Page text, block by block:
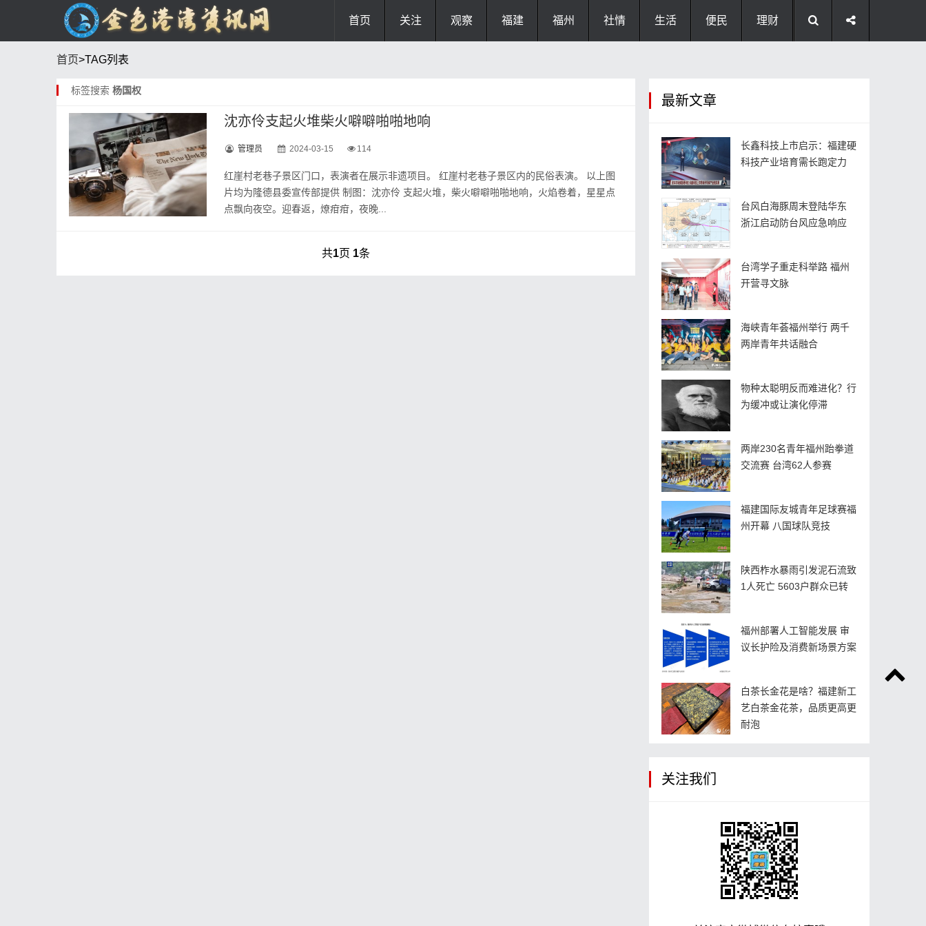
首页 关注 观察 福建 福州 社情 生活 便民 理财
首页>TAG列表
标签搜索 杨国权
沈亦伶支起火堆柴火噼噼啪啪地响
管理员 2024-03-15 114
红崖村老巷子景区门口，表演者在展示非遗项目。 红崖村老巷子景区内的民俗表演。 以上图
片均为隆德县委宣传部提供 制图：沈亦伶 支起火堆，柴火噼噼啪啪地响，火焰卷着，星星点
点飘向夜空。迎春返，燎疳疳，夜晚...
共1页 1条
最新文章
长鑫科技上市启示：福建硬
科技产业培育需长跑定力
台风白海豚周末登陆华东
浙江启动防台风应急响应
台湾学子重走科举路 福州
开营寻文脉
海峡青年荟福州举行 两千
两岸青年共话融合
物种太聪明反而难进化？行
为缓冲或让演化停滞
两岸230名青年福州跆拳道
交流赛 台湾62人参赛
福建国际友城青年足球赛福
州开幕 八国球队竞技
陕西柞水暴雨引发泥石流致
1人死亡 5603户群众已转
福州部署人工智能发展 审
议长护险及消费新场景方案
白茶长金花是啥？福建新工
艺白茶金花茶，品质更高更
耐泡
关注我们